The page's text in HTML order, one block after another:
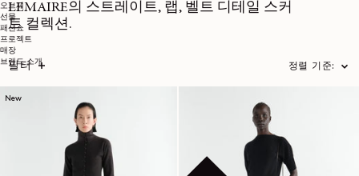
오브제
선물
패션쇼
프로젝트
매장
브랜드 소개
LEMAIRE의 스트레이트, 랩, 벨트 디테일 스커
트 컬렉션.
필터 정렬 기준:
New